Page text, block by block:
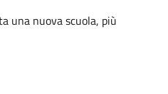
una nuova scuola, più